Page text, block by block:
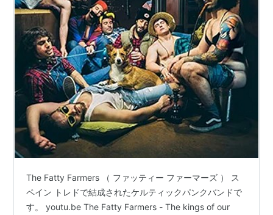
The Fatty Farmers （ ファッティー ファーマーズ ） ス
ペイン トレドで結成されたケルティックパンクバンドで
す。 youtu.be The Fatty Farmers - The kings of our